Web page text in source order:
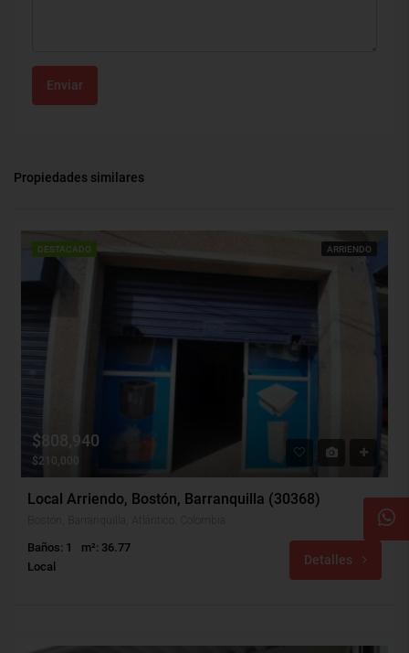
Enviar
Propiedades similares
DESTACADO ARRIENDO
$808,940
$210,000
Local Arriendo, Bostón, Barranquilla (30368)
Baños: 1
m²: 36.77
Local
Detalles